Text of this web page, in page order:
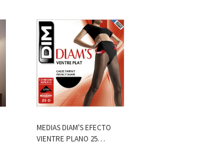
MEDIAS DIAM'S EFECTO
VIENTRE PLANO 25